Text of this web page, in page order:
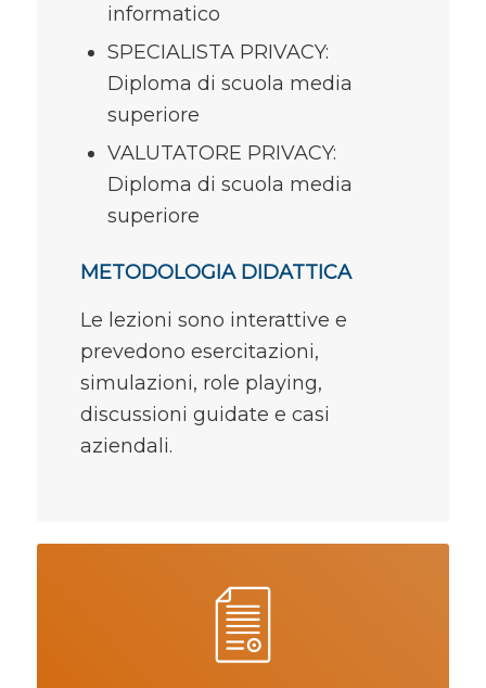
informatico
SPECIALISTA PRIVACY:
Diploma di scuola media
superiore
VALUTATORE PRIVACY:
Diploma di scuola media
superiore
METODOLOGIA DIDATTICA
Le lezioni sono interattive e
prevedono esercitazioni,
simulazioni, role playing,
discussioni guidate e casi
aziendali.